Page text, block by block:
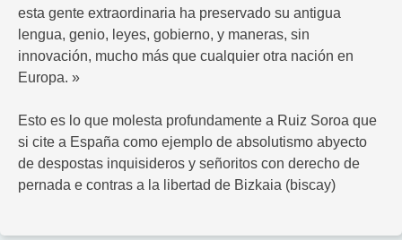
esta gente extraordinaria ha preservado su antigua
lengua, genio, leyes, gobierno, y maneras, sin
innovación, mucho más que cualquier otra nación en
Europa. »
Esto es lo que molesta profundamente a Ruiz Soroa que
si cite a España como ejemplo de absolutismo abyecto
de despostas inquisideros y señoritos con derecho de
pernada e contras a la libertad de Bizkaia (biscay)